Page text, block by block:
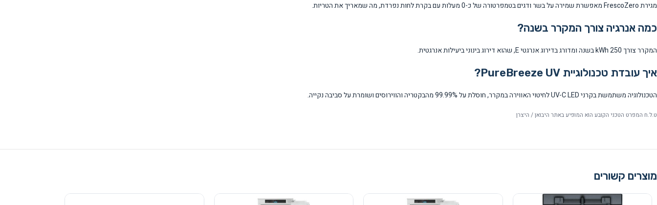
מגירת FrescoZero מאפשרת שמירה על בשר ודגים בטמפרטורה של כ-0 מעלות עם בקרת לחות נפרדת, מה שמאריך את הטריות.
כמה אנרגיה צורך המקרר בשנה?
המקרר צורך 250 kWh בשנה ומדורג בדירוג אנרגטי E, שהוא דירוג בינוני ביעילות אנרגטית.
איך עובדת טכנולוגיית PureBreeze UV?
הטכנולוגיה משתמשת בקרני UV-C LED לחיטוי האווירה במקרר, חוסלת על 99.99% מהבקטריה והווירוסים ושומרת על סביבה נקייה.
ט.ל.ח המפרט הטכני הקובע הוא המופיע באתר היבואן / היצרן
מוצרים קשורים